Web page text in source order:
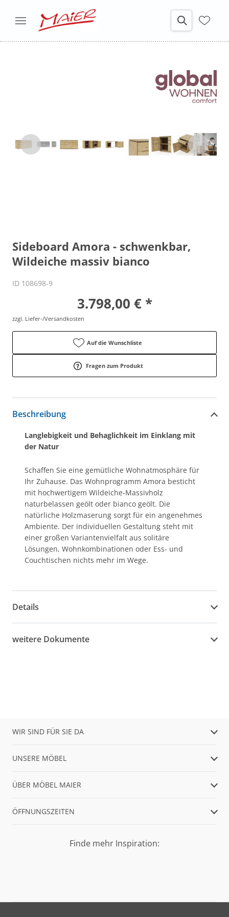
Sideboard Amora - schwenkbar,
Wildeiche massiv bianco
ID 108698-9
3.798,00 € *
zzgl. Liefer-/Versandkosten
Auf die Wunschliste
Fragen zum Produkt
Beschreibung
Langlebigkeit und Behaglichkeit im Einklang mit
der Natur
Schaffen Sie eine gemütliche Wohnatmosphäre für
Ihr Zuhause. Das Wohnprogramm Amora besticht
mit hochwertigem Wildeiche-Massivholz
naturbelassen geölt oder bianco geölt. Die
natürliche Holzmaserung sorgt für ein angenehmes
Ambiente. Der individuellen Gestaltung steht mit
einer großen Variantenvielfalt aus solitäre
Lösungen, Wohnkombinationen oder Ess- und
Couchtischen nichts mehr im Wege.
Details
weitere Dokumente
WIR SIND FÜR SIE DA
UNSERE MÖBEL
ÜBER MÖBEL MAIER
ÖFFNUNGSZEITEN
Finde mehr Inspiration: